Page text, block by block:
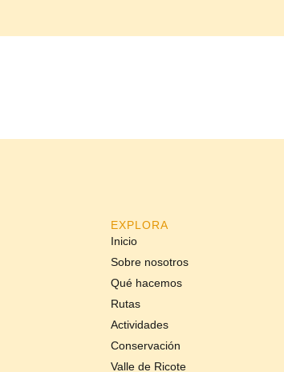
EXPLORA
Inicio
Sobre nosotros
Qué hacemos
Rutas
Actividades
Conservación
Valle de Ricote